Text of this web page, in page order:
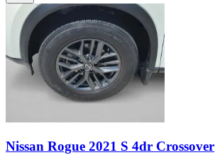
Nissan Rogue 2021 S 4dr Crossover